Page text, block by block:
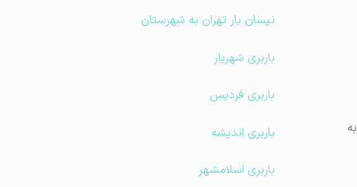
نیسان بار تهران به شهرستان
باربری شهریار
باربری فردیس
باربری اندیشه
باربری اسلامشهر